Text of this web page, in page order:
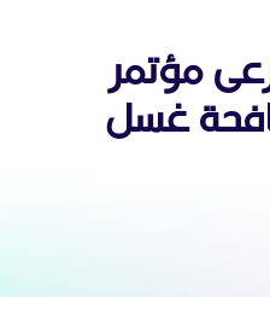
مؤتمر
غسل